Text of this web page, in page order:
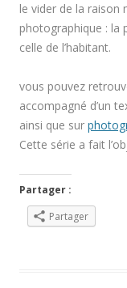
le vider de la raison
photographique : la
celle de l’habitant.
vous pouvez
accompagné d’un
ainsi que sur
Cette série a fait
Partager :
Partager